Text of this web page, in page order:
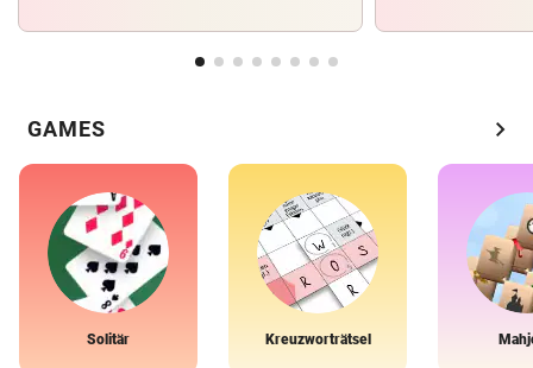
GAMES chevron_right
Solitär Kreuzworträtsel